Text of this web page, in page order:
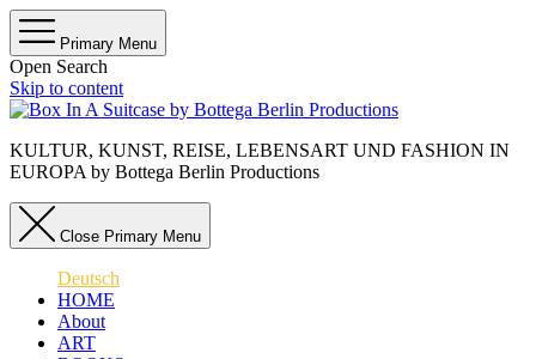
Primary Menu
Open Search
Skip to content
KULTUR, KUNST, REISE, LEBENSART UND FASHION IN
EUROPA by Bottega Berlin Productions
Close Primary Menu
Deutsch
HOME
About
ART